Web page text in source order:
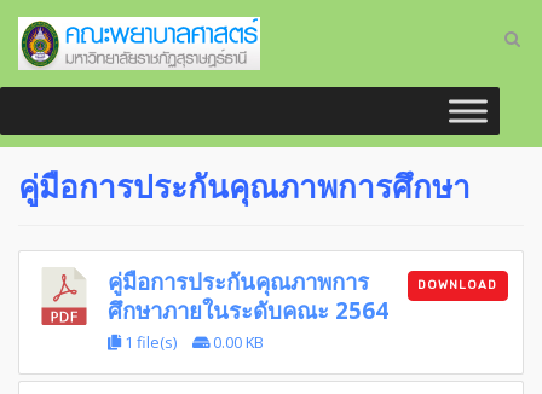
คู่มือการประกันคุณภาพการศึกษา
คู่มือการประกันคุณภาพการ
ศึกษาภายในระดับคณะ 2564
1 file(s) 0.00 KB
DOWNLOAD